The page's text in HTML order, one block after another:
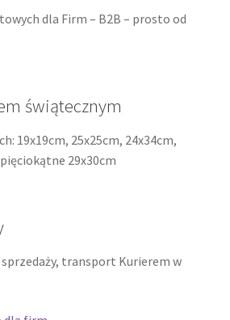
dla Firm – B2B – prosto od
świątecznym
19x19cm, 25x25cm, 24x34cm,
29x30cm
transport Kurierem w